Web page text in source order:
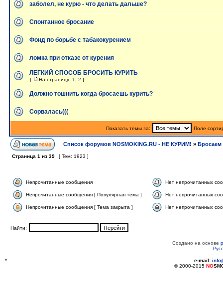
заболел, не курю - что делать дальше?
Спонтанное бросание
Фонд по борьбе с табакокурением
ломка при отказе от курения
ЛЕГКИЙ СПОСОБ БРОСИТЬ КУРИТЬ
[ На страницу: 1 2 ]
Должно тошнить когда бросаешь курить?
Сорвалась(((
Показать темы за: Поле
Список форумов NOSMOKING.RU - НЕ КУРИМ! » Бросаем
Страница 1 из 39 [ Тем: 1923 ]
Непрочитанные сообщения Нет непрочитанных
Непрочитанные сообщения [ Популярная тема ] Нет непрочитанных
Непрочитанные сообщения [ Тема закрыта ] Нет непрочитанных
Найти:
Создано на основе
* e-mail:
© 2000-2015 NO